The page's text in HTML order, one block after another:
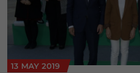
13 MAY 2019